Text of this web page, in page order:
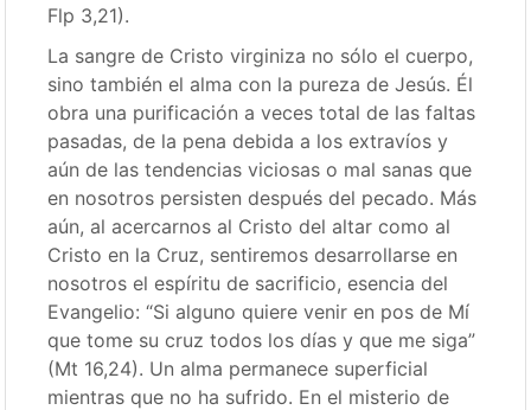
Flp 3,21).
La sangre de Cristo virginiza no sólo el cuerpo,
sino también el alma con la pureza de Jesús. Él
obra una purificación a veces total de las faltas
pasadas, de la pena debida a los extravíos y
aún de las tendencias viciosas o mal sanas que
en nosotros persisten después del pecado. Más
aún, al acercarnos al Cristo del altar como al
Cristo en la Cruz, sentiremos desarrollarse en
nosotros el espíritu de sacrificio, esencia del
Evangelio: “Si alguno quiere venir en pos de Mí
que tome su cruz todos los días y que me siga”
(Mt 16,24). Un alma permanece superficial
mientras que no ha sufrido. En el misterio de